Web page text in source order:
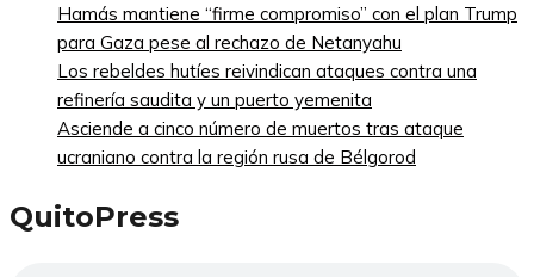
Hamás mantiene “firme compromiso” con el plan Trump
para Gaza pese al rechazo de Netanyahu
Los rebeldes hutíes reivindican ataques contra una
refinería saudita y un puerto yemenita
Asciende a cinco número de muertos tras ataque
ucraniano contra la región rusa de Bélgorod
QuitoPress